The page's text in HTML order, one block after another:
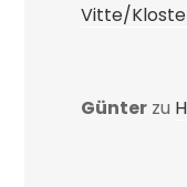
Vitte/
Günter zu